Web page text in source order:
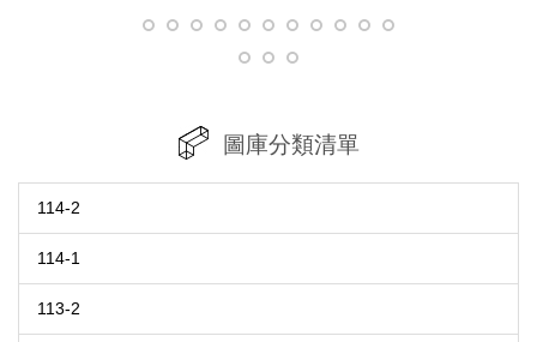
圖庫分類清單
114-2
114-1
113-2